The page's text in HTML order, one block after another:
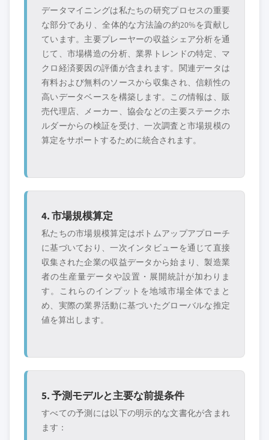
データマイニングは私たちの研究プロセスの重要
な部分であり、全体的な方法論の約20%を貢献し
ています。主要プレーヤーの収益シェア分析を通
じて、市場構造の分析、業界トレンドの特定、マ
クロ経済要因の評価が含まれます。関連データは
有料および無料のソースから収集され、信頼性の
高いデータベースを構築します。この情報は、販
売代理店、メーカー、協会などの主要ステークホ
ルダーからの検証を受け、一次調査と市場規模の
算定をサポートするために統合されます。
4. 市場規模算定
私たちの市場規模算定はボトムアップアプローチ
に基づいており、一次インタビューを通じて直接
収集された企業の収益データから始まり、製造業
者の生産量データや設置・展開統計が加わりま
す。これらのインプットを地域市場全体でまと
め、実際の業界活動に基づいたグローバルな推定
値を算出します。
5. 予測モデルと主要な前提条件
すべての予測には以下の明示的な文書化が含まれ
ます：